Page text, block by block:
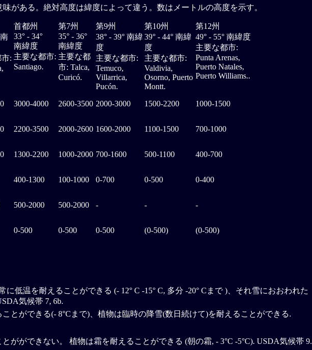
がある。絶対高度は緯度によって違う。数はメートルの高度を示す。
:
首都州
33° - 34°
南緯度
主要な都市:
Santiago.
第7州
35° - 36°
南緯度
主要な都
市: Talca,
Curicó.
第9州
38° - 39° 南緯
度
主要な都市:
Temuco,
Villarrica,
Pucón.
第10州
39° - 44° 南緯
度
主要な都市:
Valdivia,
Osorno, Puerto
Montt.
第12州
49° - 55° 南緯度
主要な都市:
Punta Arenas,
Puerto Natales,
Puerto Williams..
3000-4000 2600-3500 2000-3000 1500-2200 1000-1500
2200-3500 2000-2600 1600-2000 1100-1500 700-1000
1300-2200 1000-2000 700-1600 500-1100 400-700
400-1300 100-1000 0-700 0-500 0-400
500-2000 500-2000 - - -
0-500 0-500 0-500 (0-500) (0-500)
に低温を耐えることができる (- 12° C -15° C, 多分 -20° Cまで )、それ雪におおわれた
気候帯 7, 6b.
とができる(- 8°Cまで)、植物は臨時の降雪(数日続けて)を耐えることができる.
がができない。 植物は霜を耐えることができる (朝の霜, - 3°C -5°C). USDA気候帯 9.